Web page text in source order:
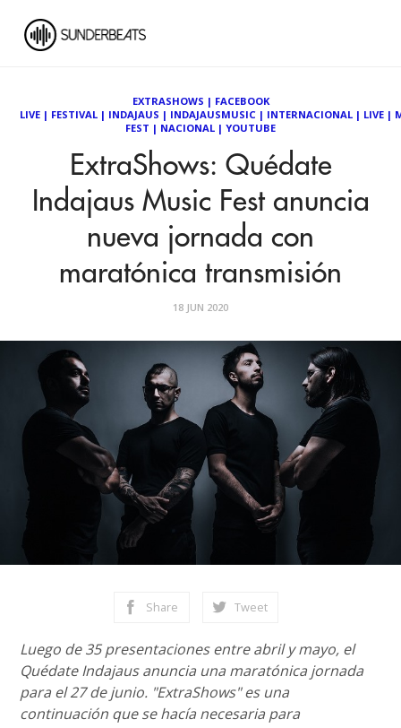
EXTRASHOWS | FACEBOOK
LIVE | FESTIVAL | INDAJAUS | INDAJAUSMUSIC | INTERNACIONAL | LIVE |
FEST | NACIONAL | YOUTUBE
ExtraShows: Quédate
Indajaus Music Fest anuncia
nueva jornada con
maratónica transmisión
18 JUN 2020
Share Tweet
Luego de 35 presentaciones entre abril y mayo, el
Quédate Indajaus anuncia una maratónica jornada
para el 27 de junio. "ExtraShows" es una
continuación que se hacía necesaria para